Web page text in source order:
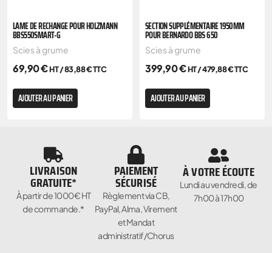
LAME DE RECHANGE POUR HOLZMANN
BBS550SMART-G
Scies à grume
69,90€HT /83,88€TTC
AJOUTER AU PANIER
SECTION SUPPLÉMENTAIRE 1950MM
POUR BERNARDO BBS 650
Scies à grume
399,90€HT /479,88€TTC
AJOUTER AU PANIER
LIVRAISON
GRATUITE*
À partir de 1000€ HT
de commande.*
PAIEMENT
SÉCURISÉ
Règlement via CB,
PayPal, Alma, Virement
et Mandat
administratif/Chorus
À VOTRE ÉCOUTE
Lundi au vendredi, de
7h00 à 17h00